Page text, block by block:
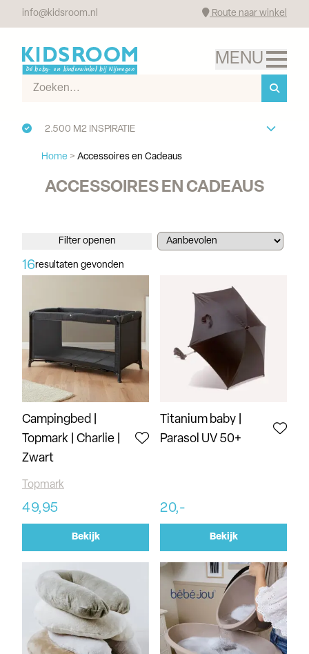
info@kidsroom.nl Route naar winkel
2.500 M2 INSPIRATIE
Home > Accessoires en Cadeaus
ACCESSOIRES EN CADEAUS
16resultaten gevonden
Filter openen
Campingbed |
Topmark | Charlie |
Zwart
Topmark
49,95
Bekijk
Titanium baby |
Parasol UV 50+
20,-
Bekijk